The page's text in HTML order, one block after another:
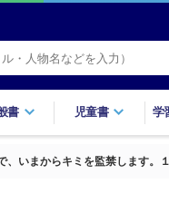
書 児童書 学
、いまからキミを監禁します。１